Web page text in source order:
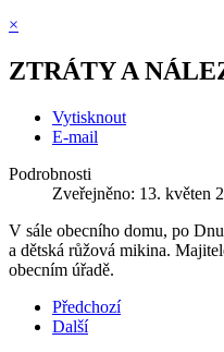
×
ZTRÁTY A
Vytisknout
E-mail
Podrobnosti
Zveřejněno: 13. květen
V sále obecního domu, po
a dětská růžová mikina.
obecním úřadě.
Předchozí
Další